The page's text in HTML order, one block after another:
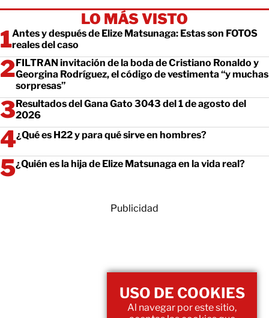
LO MÁS VISTO
Antes y después de Elize Matsunaga: Estas son FOTOS
reales del caso
FILTRAN invitación de la boda de Cristiano Ronaldo y
Georgina Rodríguez, el código de vestimenta “y muchas
sorpresas”
Resultados del Gana Gato 3043 del 1 de agosto del
2026
¿Qué es H22 y para qué sirve en hombres?
¿Quién es la hija de Elize Matsunaga en la vida real?
Publicidad
USO DE COOKIES
Al navegar por este sitio,